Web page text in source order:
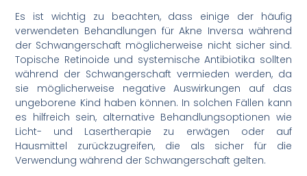
Es ist wichtig zu beachten, dass einige der häufig
verwendeten Behandlungen für Akne Inversa während
der Schwangerschaft möglicherweise nicht sicher sind.
Topische Retinoide und systemische Antibiotika sollten
während der Schwangerschaft vermieden werden, da
sie möglicherweise negative Auswirkungen auf das
ungeborene Kind haben können. In solchen Fällen kann
es hilfreich sein, alternative Behandlungsoptionen wie
Licht- und Lasertherapie zu erwägen oder auf
Hausmittel zurückzugreifen, die als sicher für die
Verwendung während der Schwangerschaft gelten.